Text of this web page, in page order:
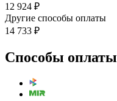
12 924 ₽
Другие способы оплаты
14 733 ₽
Способы оплаты